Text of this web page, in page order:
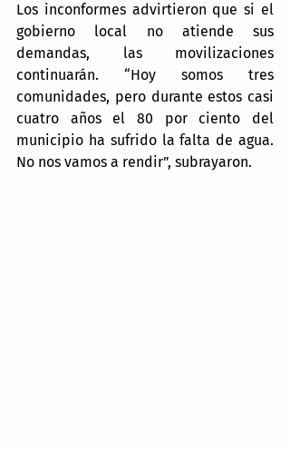
Los inconformes advirtieron que si el
gobierno local no atiende sus
demandas, las movilizaciones
continuarán. “Hoy somos tres
comunidades, pero durante estos casi
cuatro años el 80 por ciento del
municipio ha sufrido la falta de agua.
No nos vamos a rendir”, subrayaron.